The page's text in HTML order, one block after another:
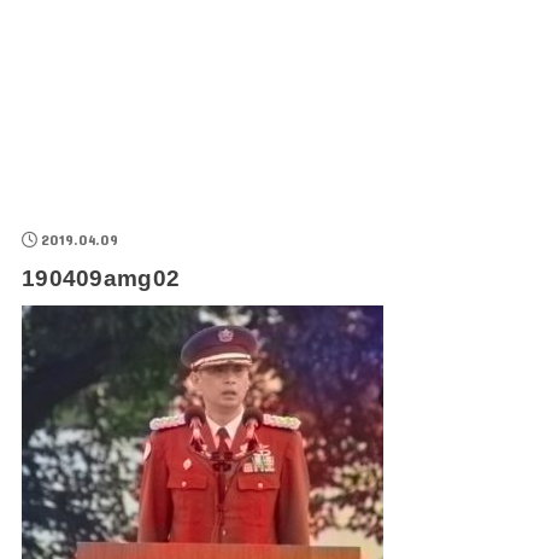
2019.04.09
190409amg02